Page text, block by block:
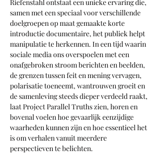
Riefenstahl ontstaat een unieke ervaring die,
samen met een speciaal voor verschillende
doelgroepen op maat gemaakte korte
introductie documentaire, het publiek helpt
manipulatie te herkennen. In een tijd waarin
sociale media ons overspoelen met een
onafgebroken stroom berichten en beelden,
de grenzen tussen feit en mening vervagen,
polarisatie toeneemt, wantrouwen groeit en
de samenleving steeds dieper verdeeld raakt,
laat Project Parallel Truths zien, horen en
bovenal voelen hoe gevaarlijk eenzijdige
waarheden kunnen zijn en hoe essentieel het
is om verhalen vanuit meerdere
perspectieven te belichten.